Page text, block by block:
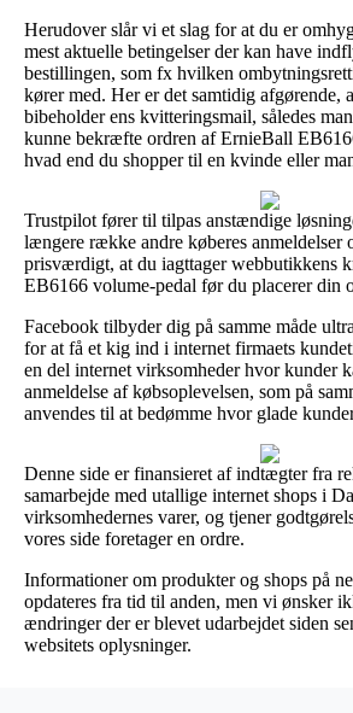
Herudover slår vi et slag for at du er
mest aktuelle betingelser der kan have
bestillingen, som fx hvilken
kører med. Her er det samtidig afgørende,
bibeholder ens kvitteringsmail, således
kunne bekræfte ordren af ErnieBall
hvad end du shopper til en kvinde eller
Trustpilot fører til tilpas anstændige
længere række andre køberes anmeldelser
prisværdigt, at du iagttager webbutikkens
EB6166 volume-pedal før du placerer din
Facebook tilbyder dig på samme måde
for at få et kig ind i internet firmaets
en del internet virksomheder hvor kunder
anmeldelse af købsoplevelsen, som på
anvendes til at bedømme hvor glade
Denne side er finansieret af indtægter fra
samarbejde med utallige internet shops i
virksomhedernes varer, og tjener
vores side foretager en ordre.
Informationer om produkter og shops på
opdateres fra tid til anden, men vi ønsker
ændringer der er blevet udarbejdet siden
websitets oplysninger.